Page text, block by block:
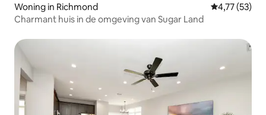
Woning in Richmond Gemiddelde
4,77 (53)
Charmant huis in de omgeving van Sugar Land